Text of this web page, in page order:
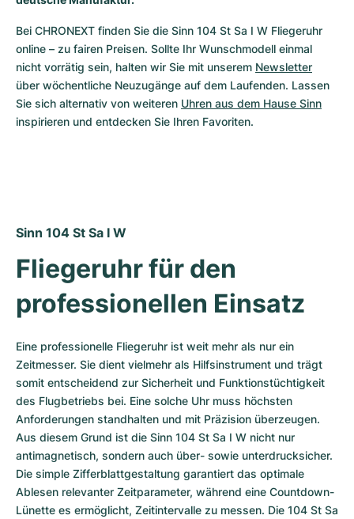
Oyster Perpetual
Yacht-Master
Rotonde
Crash
Roadster
Gebraucht
Damenuhren
Bentley
Transocean
Montbrillant
Gebraucht
Damenuhren
Grand Carrera
Gebraucht
Portugieser
Da Vinci
Gebraucht
King Power
Gebraucht
Bei CHRONEXT finden Sie die Sinn 104 St Sa I W Fliegeruhr
online – zu fairen Preisen. Sollte Ihr Wunschmodell einmal
nicht vorrätig sein, halten wir Sie mit unserem Newsletter
über wöchentliche Neuzugänge auf dem Laufenden. Lassen
Sie sich alternativ von weiteren Uhren aus dem Hause Sinn
inspirieren und entdecken Sie Ihren Favoriten.
Sinn 104 St Sa I W
Fliegeruhr für den
professionellen Einsatz
Eine professionelle Fliegeruhr ist weit mehr als nur ein
Zeitmesser. Sie dient vielmehr als Hilfsinstrument und trägt
somit entscheidend zur Sicherheit und Funktionstüchtigkeit
des Flugbetriebs bei. Eine solche Uhr muss höchsten
Anforderungen standhalten und mit Präzision überzeugen.
Aus diesem Grund ist die Sinn 104 St Sa I W nicht nur
antimagnetisch, sondern auch über- sowie unterdrucksicher.
Die simple Zifferblattgestaltung garantiert das optimale
Ablesen relevanter Zeitparameter, während eine Countdown-
Lünette es ermöglicht, Zeitintervalle zu messen. Die 104 St Sa